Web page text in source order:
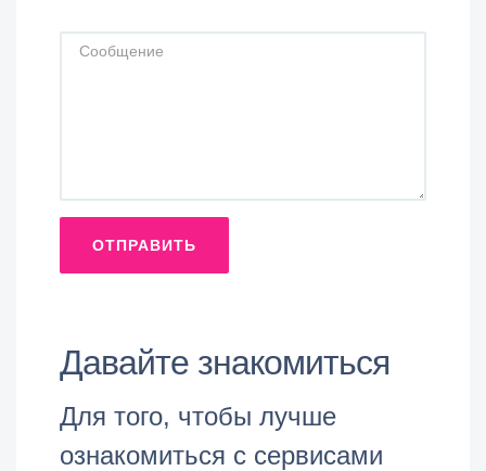
ОТПРАВИТЬ
Давайте знакомиться
Для того, чтобы лучше
ознакомиться с сервисами